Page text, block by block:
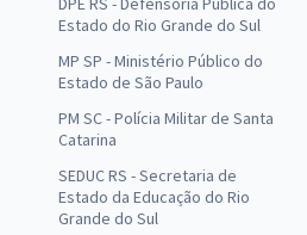
Estado do Rio Grande do Sul
MP SP - Ministério Público do
Estado de São Paulo
PM SC - Polícia Militar de Santa
Catarina
SEDUC RS - Secretaria de
Estado da Educação do Rio
Grande do Sul